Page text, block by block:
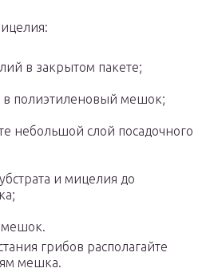
в закрытом пакете;
в полиэтиленовый мешок;
небольшой слой посадочного
и мицелия до
мешок.
грибов располагайте
мешка.